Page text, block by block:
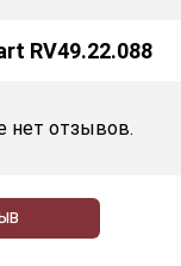
RV49.22.088
нет отзывов.